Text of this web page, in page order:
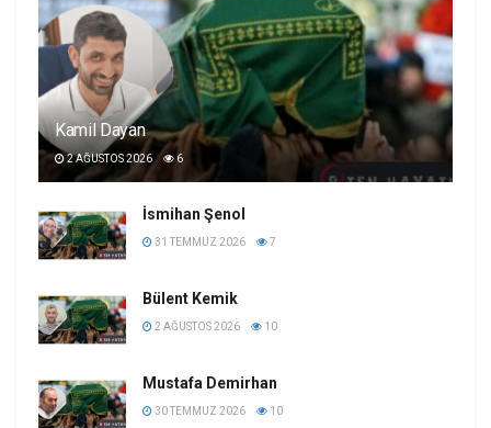
Kamil Dayan
2 AĞUSTOS 2026 6
İsmihan Şenol
31 TEMMUZ 2026 7
Bülent Kemik
2 AĞUSTOS 2026 10
Mustafa Demirhan
30 TEMMUZ 2026 10